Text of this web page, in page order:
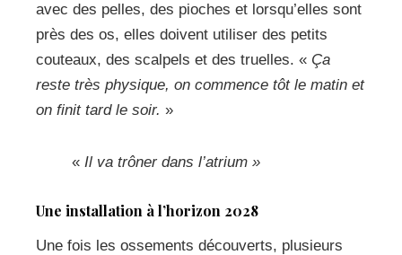
avec des pelles, des pioches et lorsqu’elles sont
près des os, elles doivent utiliser des petits
couteaux, des scalpels et des truelles. « Ça
reste très physique, on commence tôt le matin et
on finit tard le soir. »
« Il va trôner dans l’atrium »
Une installation à l’horizon 2028
Une fois les ossements découverts, plusieurs